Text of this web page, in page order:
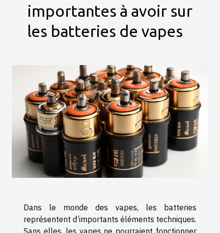
importantes à avoir sur
les batteries de vapes
Dans le monde des vapes, les batteries
représentent d’importants éléments techniques.
Sans elles, les vapes ne pourraient fonctionner